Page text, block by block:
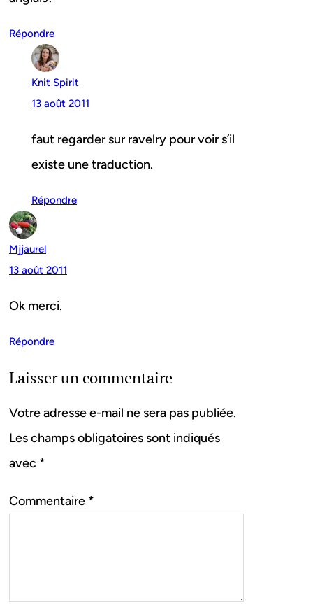
Répondre
Knit Spirit
13 août 2011
faut regarder sur ravelry pour voir s’il
existe une traduction.
Répondre
Mjjaurel
13 août 2011
Ok merci.
Répondre
Laisser un commentaire
Votre adresse e-mail ne sera pas publiée.
Les champs obligatoires sont indiqués
avec *
Commentaire *